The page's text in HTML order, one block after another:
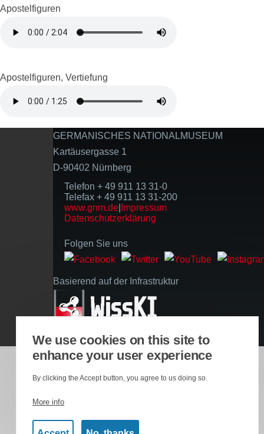
Apostelfiguren
Apostelfiguren, Vertiefung
GERMANISCHES NATIONALMUSEUM
Kartäusergasse 1
D-90402 Nürnberg
Telefon + 49 911 13 31-0
Telefax + 49 911 13 31-200
www.gnm.de Impressum
Datenschutzerklärung
Folgen Sie uns
Basierend auf der Infrastruktur
We use cookies on this site to
enhance your user experience
By clicking the Accept button, you agree to us doing so.
More info